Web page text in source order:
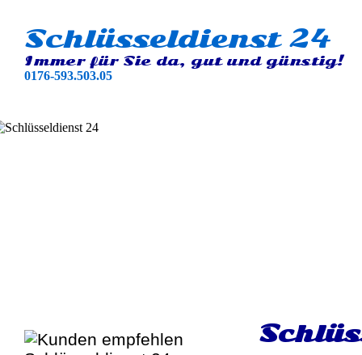
Schlüsseldienst 24
Immer für Sie da, gut und günstig!
0176-593.503.05